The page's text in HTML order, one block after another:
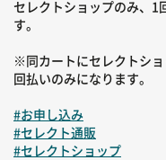
セレクトショップのみ、1
す。
※同カートにセレクトシ
回払いのみになります。
#お申し込み
#セレクト通販
#セレクトショップ